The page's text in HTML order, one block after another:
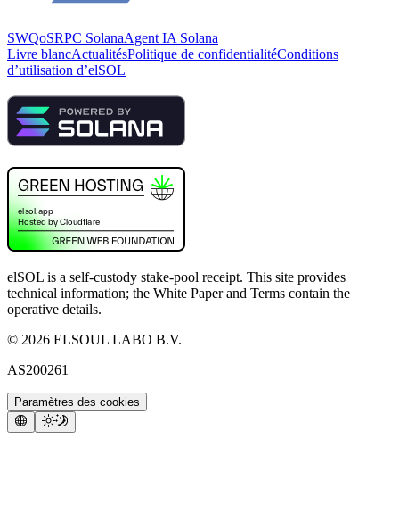
SWQoSRPC SolanaAgent IA Solana
Livre blancActualitésPolitique de confidentialitéConditions
d’utilisation d’elSOL
elSOL is a self-custody stake-pool receipt. This site provides
technical information; the White Paper and Terms contain the
operative details.
© 2026 ELSOUL LABO B.V.
AS200261
Paramètres des cookies